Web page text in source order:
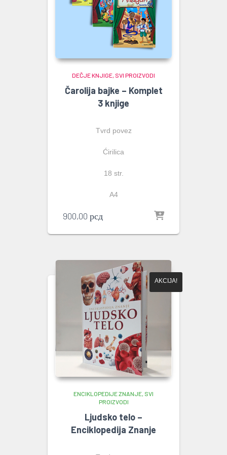
DEČJE KNJIGE SVI PROIZVODI
Čarolija bajke – Komplet
3 knjige
Tvrd povez
Ćirilica
18 str.
A4
900,00 рсд
AKCIJA!
ENCIKLOPEDIJE ZNANJE SVI
PROIZVODI
Ljudsko telo –
Enciklopedija Znanje